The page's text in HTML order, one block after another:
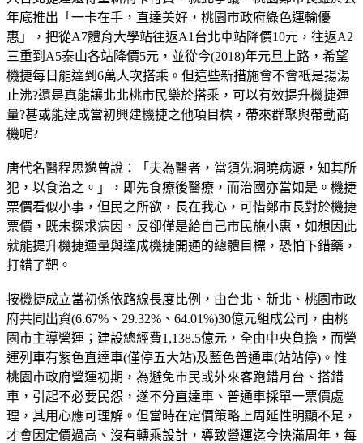
年底推出「一卡在手，直達美好，桃園市政府綠色運輸優
惠」，把從A7體育大學站往返A1台北車站降價10元，往返A2
三重到A5泰山各站降價5元，並從今(2018)年元旦上路，希望
機捷每日能達到6萬人次搭乘。但這些新措施會不會袛是揚湯
止沸?還是真能讓北北桃市民樂於搭乘，可以有效提升機捷運
量?甚或能達成當初興建機捷之他項目標，帶來群聚與帶動商
機呢?
唐代名醫程思邈曾說：「夫為醫者，當須先洞曉病源，知其所
犯，以食治之。」，即先食療後醫療，而治國亦當如是。機捷
票價看似小事，但民之所欲，長在我心，可惜鄭市長對於機捷
票價，既未探求病因，反卻僅是給自己市民施小惠，如想因此
就能提升機捷運量與達成機捷開通的總體目標，恐怕下錯藥，
打錯了靶。
按機捷成立當初係依路線長度比例，由台北、新北、桃園市政
府共同出資(6.67%、29.32%、64.01%)30億元組成公司，由桃
園市主導營運；建設總經費1,138.5億元，全由中央負擔，而營
運列車有紫色直達車(僅停五大站)及藍色普通車(站站停)。惟
桃園市政府營運初期，為避免市民或外來客跑錯月台、搭錯
車，引起不必要民怨，遂不分直達車、普通車採單一票價處
理，其用心應可理解。但當時在定價策略上周延性明顯不足，
才會因定價過高、沒有轉乘設計，導致營運迄今快滿周年，每